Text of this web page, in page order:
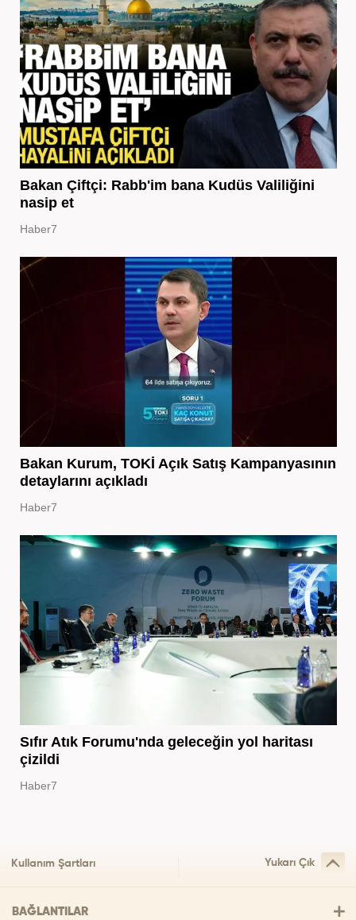
Bakan Çiftçi: Rabb'im bana Kudüs Valiliğini
nasip et
Haber7
Bakan Kurum, TOKİ Açık Satış Kampanyasının
detaylarını açıkladı
Haber7
Sıfır Atık Forumu'nda geleceğin yol haritası
çizildi
Haber7
Kullanım Şartları Yukarı Çık
BAĞLANTILAR